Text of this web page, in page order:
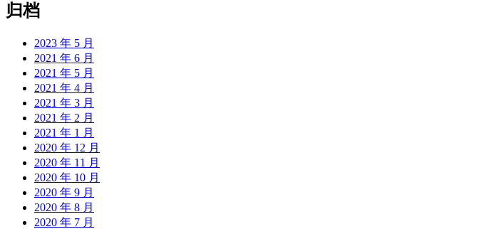
归档
2023 年 5 月
2021 年 6 月
2021 年 5 月
2021 年 4 月
2021 年 3 月
2021 年 2 月
2021 年 1 月
2020 年 12 月
2020 年 11 月
2020 年 10 月
2020 年 9 月
2020 年 8 月
2020 年 7 月